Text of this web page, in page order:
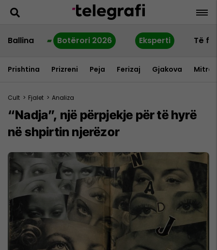
Ballina Botërori 2026 Eksperti Të
Prishtina Prizreni Peja Ferizaj Gjakova
Cult > Fjalet > Analiza
“Nadja”, një përpjekje për të hyrë
në shpirtin njerëzor